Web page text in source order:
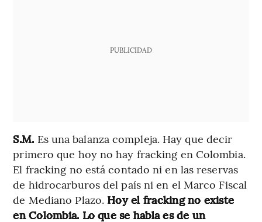
PUBLICIDAD
S.M. Es una balanza compleja. Hay que decir
primero que hoy no hay fracking en Colombia.
El fracking no está contado ni en las reservas
de hidrocarburos del país ni en el Marco Fiscal
de Mediano Plazo. Hoy el fracking no existe
en Colombia. Lo que se habla es de un